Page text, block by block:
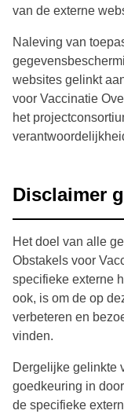
van de externe
Naleving van
websites gelinkt
voor Vaccinatie
het
Disclaimer
Het doel van alle
Obstakels voor
specifieke externe
ook, is om de op
verbeteren en
vinden.
Dergelijke gelinkte
goedkeuring in
de specifieke